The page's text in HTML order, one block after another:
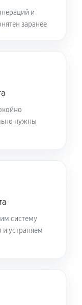
16 JYU4487CN
JYU4487CN
JYU4487CN
и
заранее
нужны
систему
и устраняем